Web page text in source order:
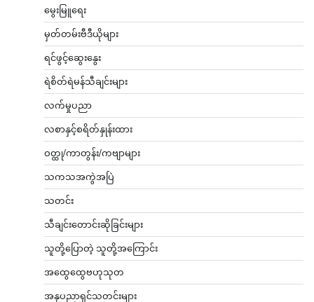
မွေးမြူရေး
မှတ်တမ်းဗီဒီယိုများ
ရင်ဖွင့်ဆွေးနွေး
ရဲစိတ်ရဲမန်သီချင်းများ
လက်မှုပညာ
လစာနှင့်စရိတ်နှုန်းထား
ဝတ္ထု/ကာတွန်း/ကဗျာများ
သကသအကွဲအပြဲ
သတင်း
သီချင်းတောင်းဆိုခြင်းများ
သူတို့ပြောတဲ့ သူတို့အကြောင်း
အထွေထွေဗဟုသုတ
အနုပညာရှင်သတင်းများ